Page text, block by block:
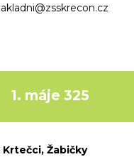
1. máje 325
Krtečci, Žabičky